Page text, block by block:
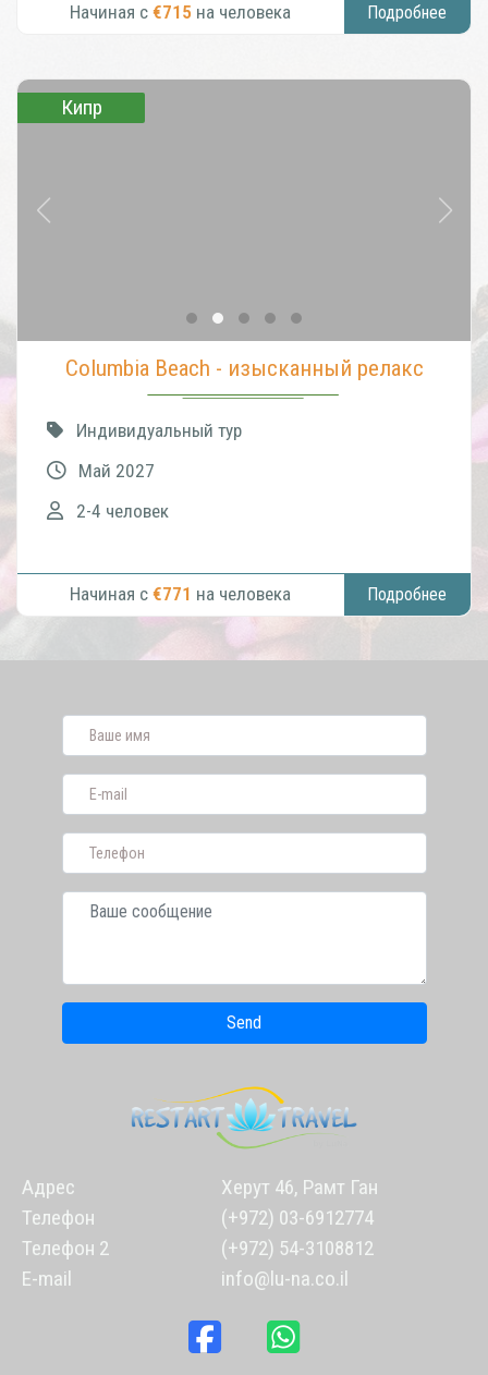
Начиная с€715 на человека Подробнее
Кипр
Columbia Beach - изысканный релакс
Индивидуальный тур
Май 2027
2-4 человек
Начиная с€771 на человека Подробнее
Адрес
Херут 46, Рамт Ган
Телефон
(+972) 03-6912774
Телефон 2
(+972) 54-3108812
E-mail
info@lu-na.co.il
Send